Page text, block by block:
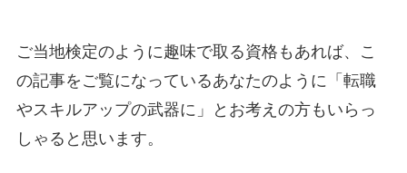
ご当地検定のように趣味で取る資格もあれば、こ
の記事をご覧になっているあなたのように「転職
やスキルアップの武器に」とお考えの方もいらっ
しゃると思います。